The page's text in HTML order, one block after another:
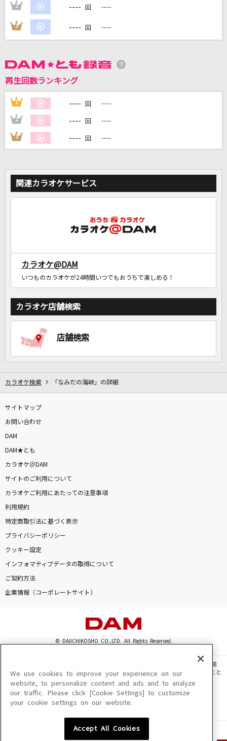
カラオケ最新情報をチェック！
2 ---- 回 ----
3 ---- 回 ----
再生回数ランキング
1 ---- 回 ----
2 ---- 回 ----
3 ---- 回 ----
関連カラオケサービス
カラオケ@DAM
いつものカラオケが24時間いつでもおうちで楽しめる！
カラオケ店舗検索
店舗検索
カラオケ検索 「なみだの海峡」の詳細
サイトマップ
お問い合わせ
DAM
DAM★とも
カラオケ＠DAM
サイトのご利用について
カラオケご利用にあたっての注意事項
利用規約
特定商取引法に基づく表示
プライバシーポリシー
クッキー設定
インフォマティブデータの取得について
ご契約方法
企業情報（コーポレートサイト）
© DAIICHIKOSHO CO.,LTD. All Rights Reserved.
このサイトに掲載されている一切の文章・画像・写真・動画・音声等を、手段や形態
を問わず、著作権法の定める範囲を超えて無断で複製、転載、ファイル化などすること
を禁じます。
楽曲及びコンテンツは、機種によりご利用いただけない場合があります。
楽曲及びコンテンツの配信日、配信内容が変更になる場合があります。
We use cookies to improve your experience on our
website, to personalize content and ads and to analyze
our traffic. Please click [Cookie Settings] to customize
your cookie settings on our website.
Accept All Cookies